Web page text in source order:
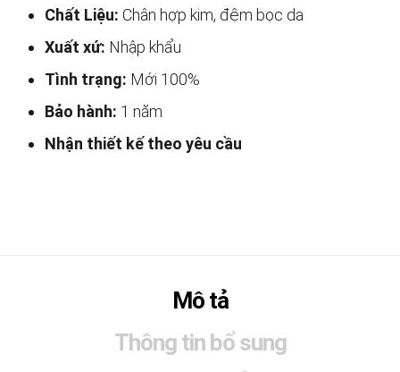
Chất Liệu: Chân hợp kim, đệm bọc da
Xuất xứ: Nhập khẩu
Tình trạng: Mới 100%
Bảo hành: 1 năm
Nhận thiết kế theo yêu cầu
Mô tả
Thông tin bổ sung